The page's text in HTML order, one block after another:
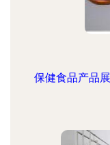
保健食品产品